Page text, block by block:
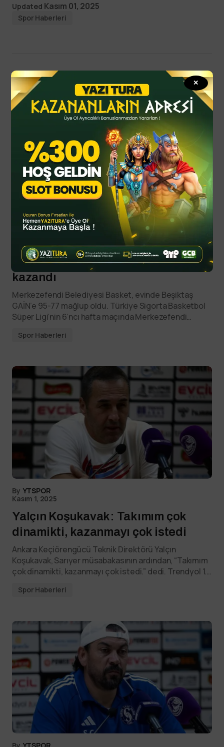
✕
Updated Kasım 01, 2025
Spor Haberleri
Read Next
Kasım 1, 2025
Beşiktaş GAİN deplasmanda
kazandı
Merkezefendi Belediyesi Basket, evinde Beşiktaş
GAİN’e 95-77 mağlup oldu. Türkiye Sigorta Basketbol
Süper Ligi’nin 6’ncı hafta maçında Merkezefendi…
Spor Haberleri
By YTSPOR
Kasım 1, 2025
Yalçın Koşukavak: Takımım çok
dinamikti, kazanmayı çok istedi
Ankara Keçiörengücü Teknik Direktörü Yalçın
Koşukavak, Sarıyer müsabakasının ardından, “Takımım
çok dinamikti, kazanmayı çok istedi.” dedi. Trendyol 1.…
Spor Haberleri
By YTSPOR